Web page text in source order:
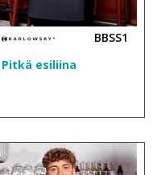
BBSS1
Pitkä esiliina